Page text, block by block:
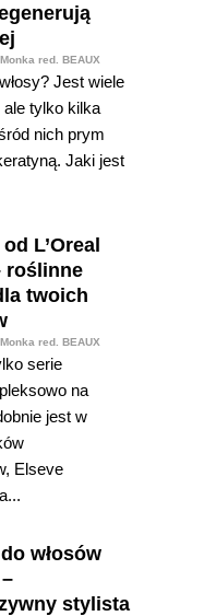
red. BEAUX
Jest wiele
ale tylko kilka
nich prym
Jaki jest
L’Oreal
roślinne
twoich
red. BEAUX
serie
na
jest w
Elseve
włosów
stylista